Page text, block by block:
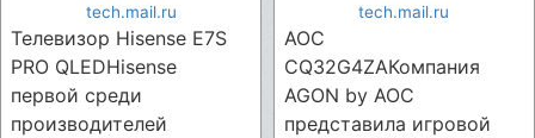
tech.mail.ru
Телевизор Hisense E7S
PRO QLEDHisense
первой среди
производителей
tech.mail.ru
AOC
CQ32G4ZAКомпания
AGON by AOC
представила игровой